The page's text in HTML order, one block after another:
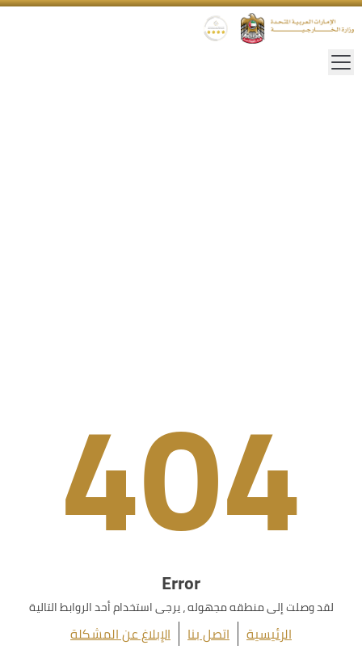
404
Error
لقد وصلت إلى منطقه مجهوله ، يرجى استخدام أحد الروابط التالية
الرئيسية اتصل بنا الإبلاغ عن المشكلة